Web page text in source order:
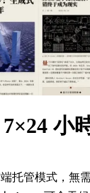
小
托管模式，無